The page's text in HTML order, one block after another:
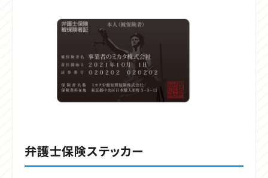
弁護士保険ステッカー